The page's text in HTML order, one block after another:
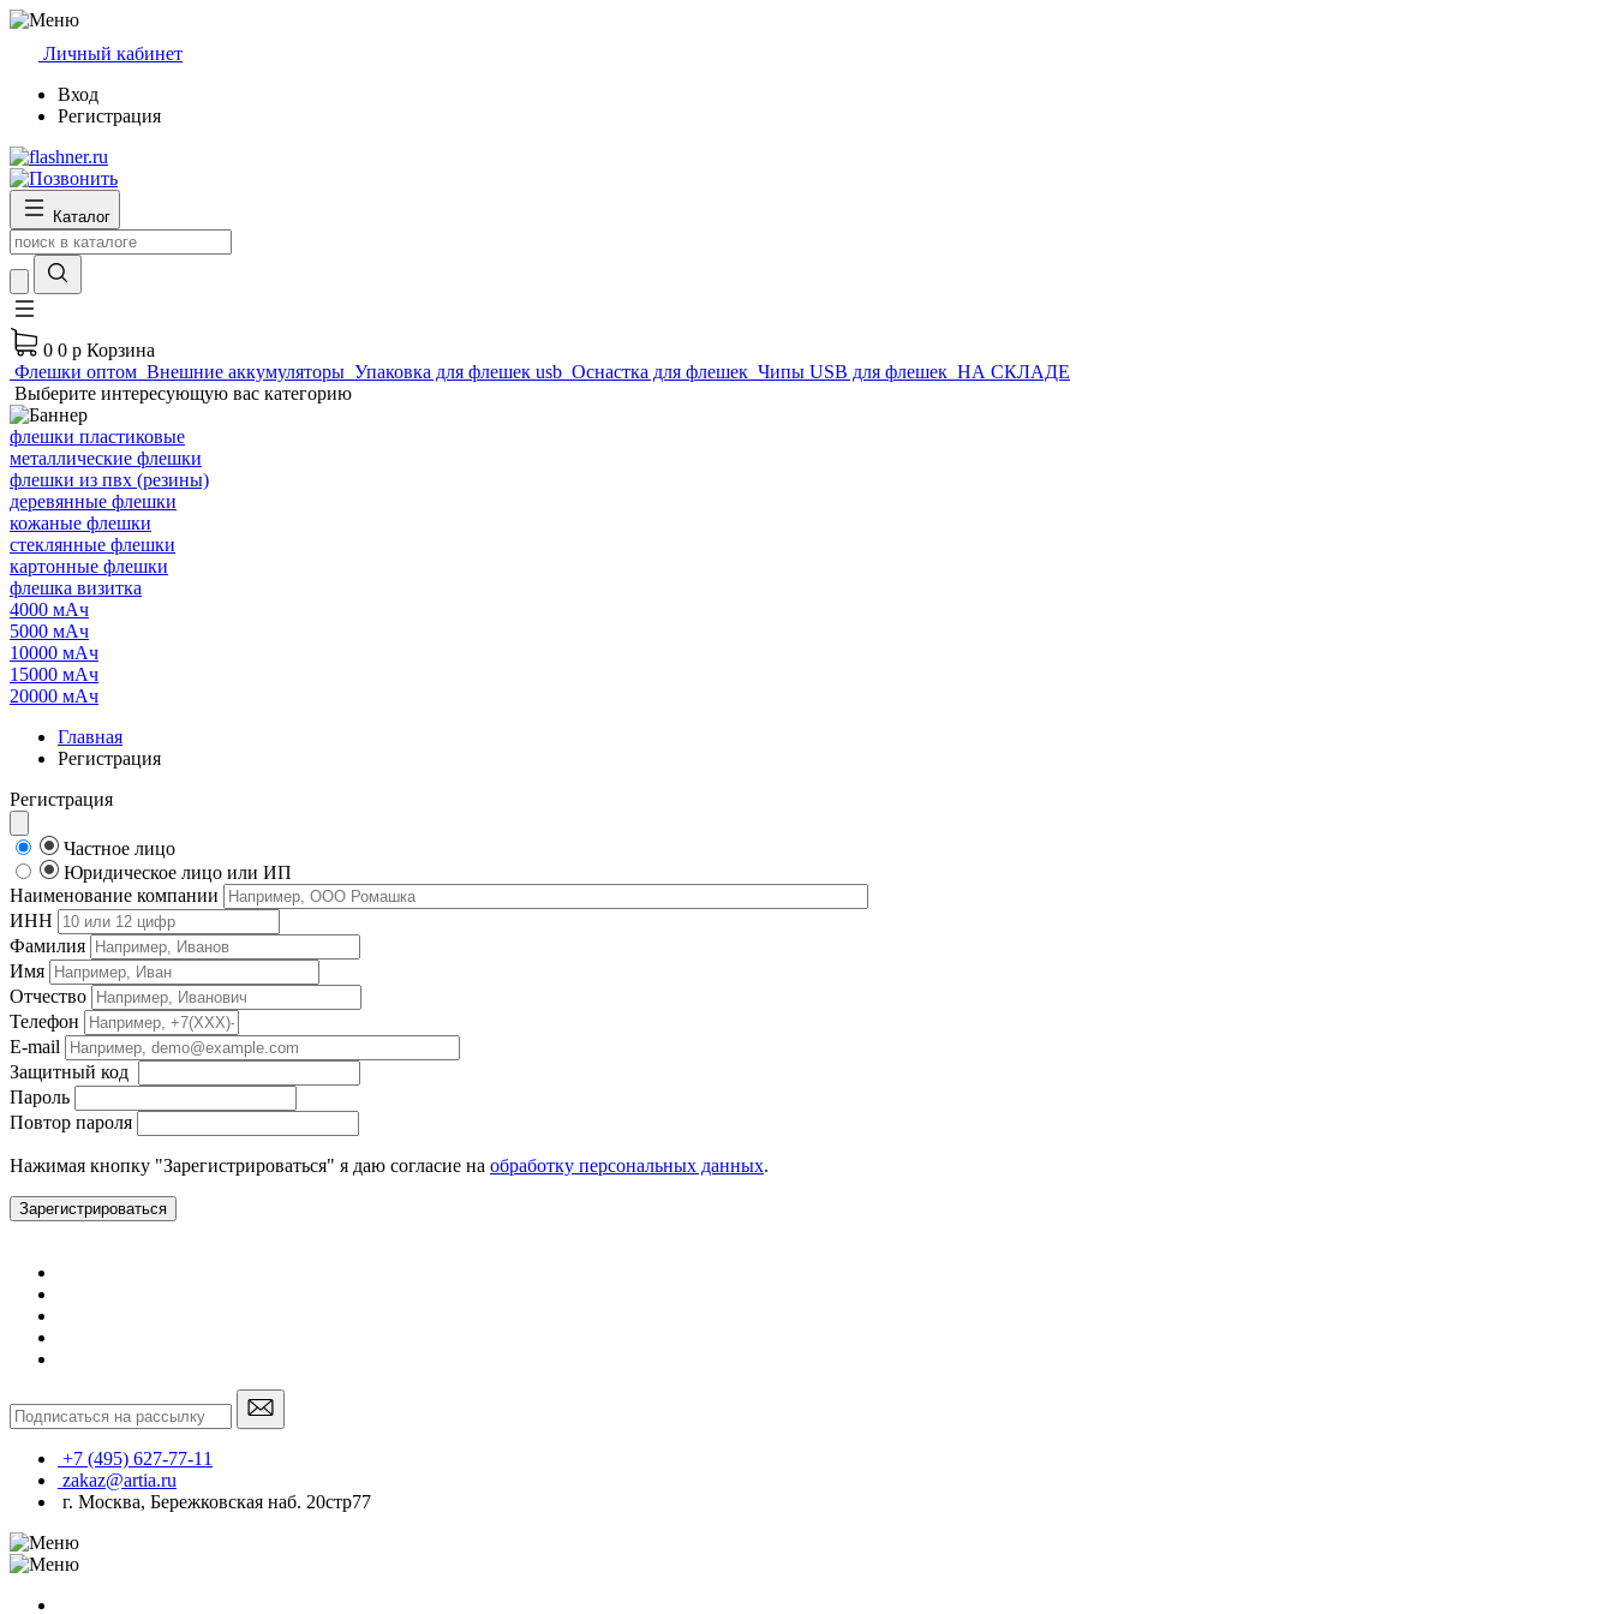
Личный кабинет
Вход
Регистрация
Каталог
0 0 р Корзина
Флешки оптом Внешние аккумуляторы Упаковка для флешек usb Оснастка для флешек Чипы USB для флешек НА СКЛАДЕ
Выберите интересующую вас категорию
флешки пластиковые
металлические флешки
флешки из пвх (резины)
деревянные флешки
кожаные флешки
стеклянные флешки
картонные флешки
флешка визитка
4000 мАч
5000 мАч
10000 мАч
15000 мАч
20000 мАч
Главная
Регистрация
Регистрация
Частное лицо
Юридическое лицо или ИП
Наименование компании
ИНН
Фамилия
Имя
Отчество
Телефон
E-mail
Защитный код
Пароль
Повтор пароля
Нажимая кнопку "Зарегистрироваться" я даю согласие на обработку персональных данных.
Зарегистрироваться
+7 (495) 627-77-11
zakaz@artia.ru
г. Москва, Бережковская наб. 20стр77